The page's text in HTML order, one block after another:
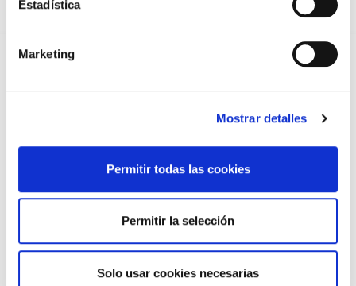
Estadística
Marketing
Mostrar detalles
Permitir todas las cookies
Permitir la selección
Solo usar cookies necesarias
EL AUMENTO DE PRIMAS A MUFACE NO MEJORA LAS
09/07/2026
COLEGIADAS/OS EN ACTIVO QUE HAN EJERCIDO O EJERCEN
SOSTENIBILIDAD Y SISTEMA SANITARIO: UN COMPROMISO
22/06/2026
GRABACIONES EN CONSULTAS MÉDICAS: RECURSOS
INFORMATIVOS Y CARTELERÍA PARA PROFESIONALES